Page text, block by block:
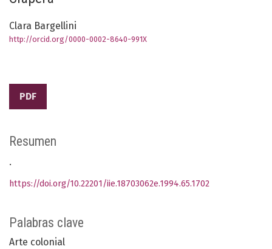
Clara Bargellini
http://orcid.org/0000-0002-8640-991X
PDF
Palabras clave
Arte colonial
Resumen
.
https://doi.org/10.22201/iie.18703062e.1994.65.1702